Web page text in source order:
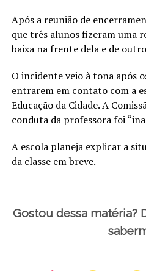
Após a reunião de
que três alunos fizeram uma
baixa na frente dela e de
O incidente veio à tona após
entrarem em contato com a
Educação da Cidade. A
conduta da professora foi
A escola planeja explicar a
da classe em breve.
Gostou dessa matéria?